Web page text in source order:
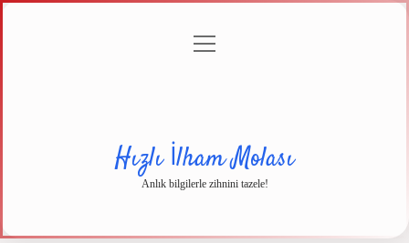
menüyü
Hızlı İlham Molası
Anlık bilgilerle zihnini tazele!